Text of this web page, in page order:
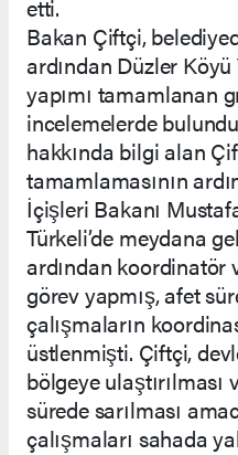
etti.
Bakan Çiftçi,
ardından Düzler
yapımı tamamlanan
incelemelerde
hakkında bilgi alan
tamamlamasının
İçişleri Bakanı
Türkeli’de meydana
ardından koordinatör
görev yapmış, afet
çalışmaların
üstlenmişti. Çiftçi,
bölgeye ulaştırılması
sürede sarılması
çalışmaları sahada